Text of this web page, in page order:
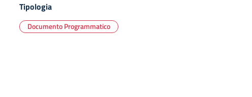
Tipologia
Documento Programmatico